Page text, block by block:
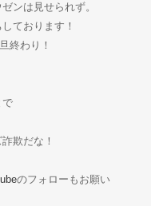
ンは見せられず。
ております！
終わり！
で
欺だな！
のフォローもお願い